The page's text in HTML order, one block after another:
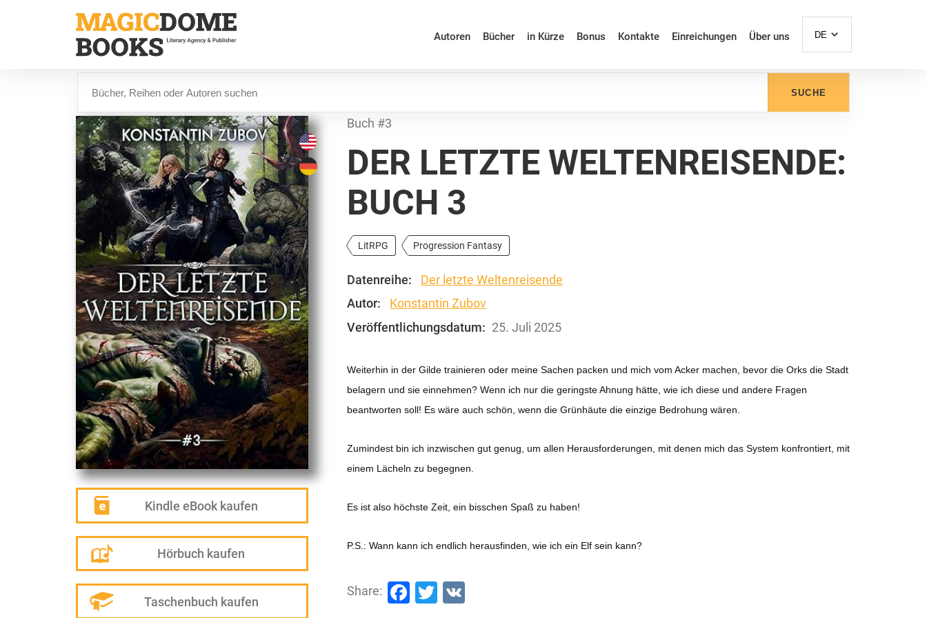
Autoren Bücher in Kürze Bonus Kontakte Einreichungen Über uns DE
SUCHE
Kindle eBook kaufen
Hörbuch kaufen
Taschenbuch kaufen
Buch #3
DER LETZTE WELTENREISENDE:
BUCH 3
LitRPG Progression Fantasy
Datenreihe:
Der letzte Weltenreisende
Autor:
Konstantin Zubov
Veröffentlichungsdatum: 25. Juli 2025
Weiterhin in der Gilde trainieren oder meine Sachen packen und mich vom Acker machen, bevor die Orks die Stadt
belagern und sie einnehmen? Wenn ich nur die geringste Ahnung hätte, wie ich diese und andere Fragen
beantworten soll! Es wäre auch schön, wenn die Grünhäute die einzige Bedrohung wären.
Zumindest bin ich inzwischen gut genug, um allen Herausforderungen, mit denen mich das System konfrontiert, mit
einem Lächeln zu begegnen.
Es ist also höchste Zeit, ein bisschen Spaß zu haben!
P.S.: Wann kann ich endlich herausfinden, wie ich ein Elf sein kann?
Share: Facebook
Twitter